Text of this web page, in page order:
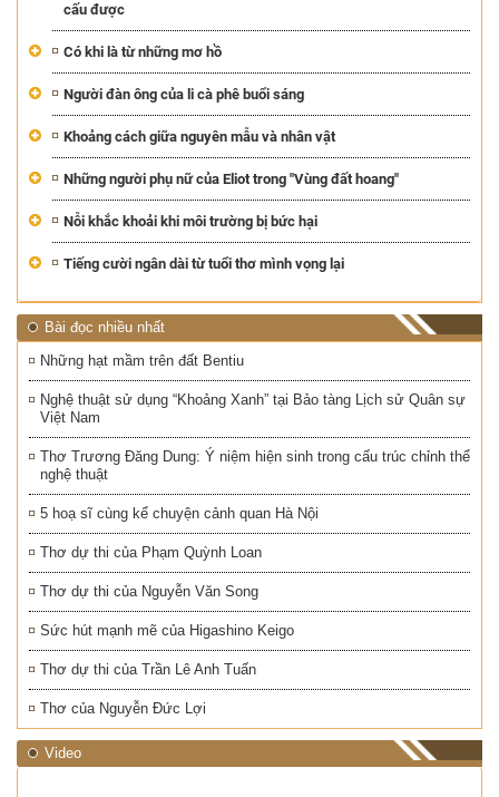
cấu được
Có khi là từ những mơ hồ
Người đàn ông của li cà phê buổi sáng
Khoảng cách giữa nguyên mẫu và nhân vật
Những người phụ nữ của Eliot trong "Vùng đất hoang"
Nỗi khắc khoải khi môi trường bị bức hại
Tiếng cười ngân dài từ tuổi thơ mình vọng lại
Bài đọc nhiều nhất
Những hạt mầm trên đất Bentiu
Nghệ thuật sử dụng “Khoảng Xanh” tại Bảo tàng Lịch sử Quân sự
Việt Nam
Thơ Trương Đăng Dung: Ý niệm hiện sinh trong cấu trúc chỉnh thể
nghệ thuật
5 hoạ sĩ cùng kể chuyện cảnh quan Hà Nội
Thơ dự thi của Phạm Quỳnh Loan
Thơ dự thi của Nguyễn Văn Song
Sức hút mạnh mẽ của Higashino Keigo
Thơ dự thi của Trần Lê Anh Tuấn
Thơ của Nguyễn Đức Lợi
Video